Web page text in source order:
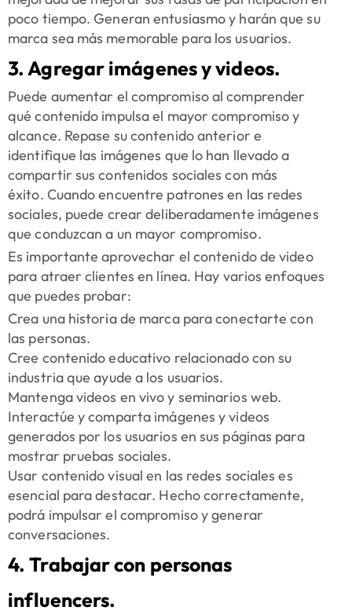
poco tiempo. Generan entusiasmo y harán que su
marca sea más memorable para los usuarios.
3. Agregar imágenes y videos.
Puede aumentar el compromiso al comprender
qué contenido impulsa el mayor compromiso y
alcance. Repase su contenido anterior e
identifique las imágenes que lo han llevado a
compartir sus contenidos sociales con más
éxito. Cuando encuentre patrones en las redes
sociales, puede crear deliberadamente imágenes
que conduzcan a un mayor compromiso.
Es importante aprovechar el contenido de video
para atraer clientes en línea. Hay varios enfoques
que puedes probar:
Crea una historia de marcapara conectarte con
las personas.
Cree contenido educativo relacionado con su
industria que ayude a los usuarios.
Mantenga videos en vivo y seminarios web.
Interactúe y comparta imágenes y videos
generados por los usuarios en sus páginas para
mostrar pruebas sociales.
Usar contenido visual en las redes sociales es
esencial para destacar. Hecho correctamente,
podrá impulsar el compromiso y generar
conversaciones.
4. Trabajar con personas
influencers.